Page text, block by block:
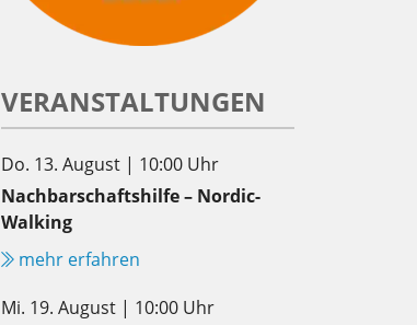
VERANSTALTUNGEN
Do. 13. August | 10:00 Uhr
Nachbarschaftshilfe – Nordic-
Walking
mehr erfahren
Mi. 19. August | 10:00 Uhr